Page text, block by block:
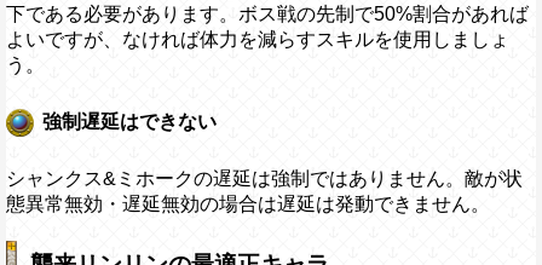
下である必要があります。ボス戦の先制で50%割合があれば
よいですが、なければ体力を減らすスキルを使用しましょ
う。
強制遅延はできない
シャンクス&ミホークの遅延は強制ではありません。敵が状
態異常無効・遅延無効の場合は遅延は発動できません。